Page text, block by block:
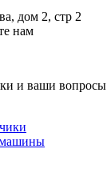
дом 2, стр 2
нам
и ваши вопросы
машины